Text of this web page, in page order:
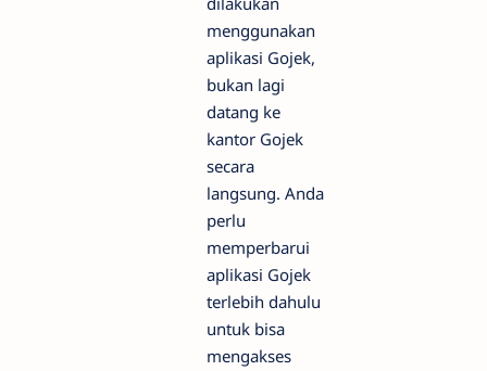
menggunakan
aplikasi Gojek,
bukan lagi
datang ke
kantor Gojek
secara
langsung. Anda
perlu
memperbarui
aplikasi Gojek
terlebih dahulu
untuk bisa
mengakses